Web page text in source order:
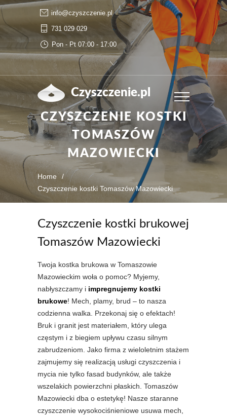
info@czyszczenie.pl
731 029 029
Pon - Pt 07:00 - 17:00
Czyszczenie.pl
CZYSZCZENIE KOSTKI
TOMASZÓW
MAZOWIECKI
Home
/
Czyszczenie kostki Tomaszów Mazowiecki
Czyszczenie kostki brukowej
Tomaszów Mazowiecki
Twoja kostka brukowa w Tomaszowie
Mazowieckim woła o pomoc? Myjemy,
nabłyszczamy i impregnujemy kostki
brukowe! Mech, plamy, brud – to nasza
codzienna walka. Przekonaj się o efektach!
Bruk i granit jest materiałem, który ulega
częstym i z biegiem upływu czasu silnym
zabrudzeniom. Jako firma z wieloletnim stażem
zajmujemy się realizacją usługi czyszczenia i
mycia nie tylko fasad budynków, ale także
wszelakich powierzchni płaskich. Tomaszów
Mazowiecki dba o estetykę! Nasze staranne
czyszczenie wysokociśnieniowe usuwa mech,